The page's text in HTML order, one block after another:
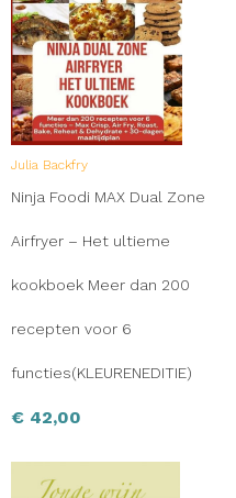
Julia Backfry
Ninja Foodi MAX Dual Zone
Airfryer – Het ultieme
kookboek Meer dan 200
recepten voor 6
functies(KLEURENEDITIE)
€ 42,00